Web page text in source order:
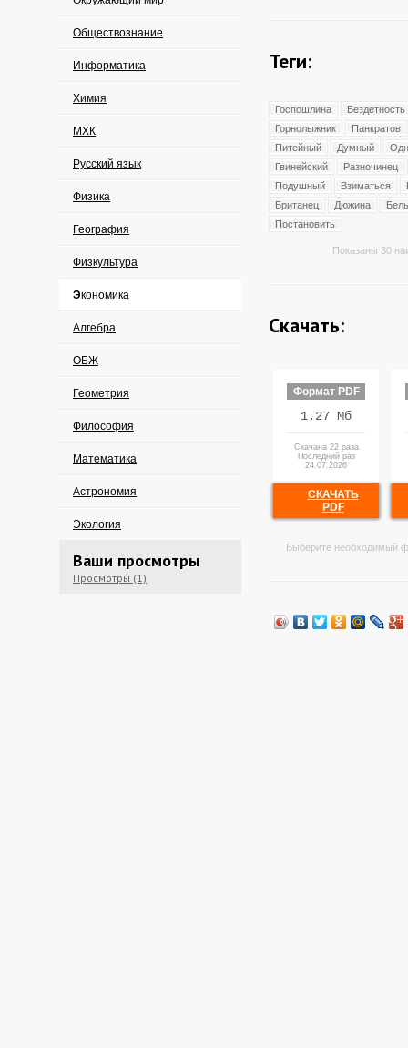
Обществознание
Информатика
Химия
МХК
Русский язык
Физика
География
Физкультура
Экономика
Алгебра
ОБЖ
Геометрия
Философия
Математика
Астрономия
Экология
Ваши просмотры
Просмотры (1)
Теги:
Госпошлина
Бездетность
Горнолыжник
Панкратов
Питейный
Думный
Гвинейский
Разночинец
Подушный
Взиматься
Британец
Дюжина
Постановить
Показаны 30
Скачать:
Формат PDF
1.27 Мб
Скачана 22 раза
Последний раз
24.07.2026
СКАЧАТЬ
PDF
Выберите необходимый